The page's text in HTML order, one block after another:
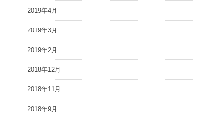
2019年4月
2019年3月
2019年2月
2018年12月
2018年11月
2018年9月